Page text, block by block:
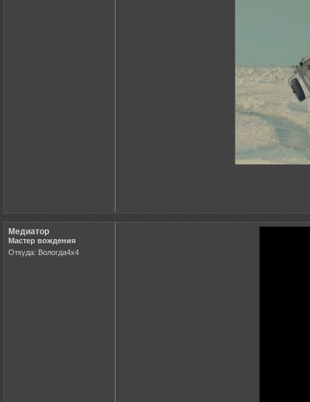
Медиатор
Мастер вождения
Откуда: Вологда4х4